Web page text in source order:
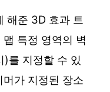
해준 3D 효과 트
특정 영역의 벽
)를 지정할 수 있
가 지정된 장소